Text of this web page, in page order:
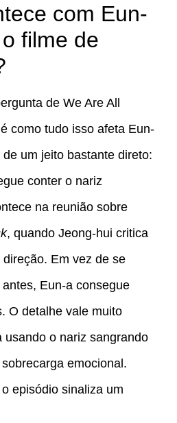
com Eun-
filme de
de We Are All
como tudo isso afeta Eun-
um jeito bastante direto:
conter o nariz
na reunião sobre
, quando Jeong-hui critica
Em vez de se
Eun-a consegue
O detalhe vale muito
usando o nariz sangrando
emocional.
episódio sinaliza um